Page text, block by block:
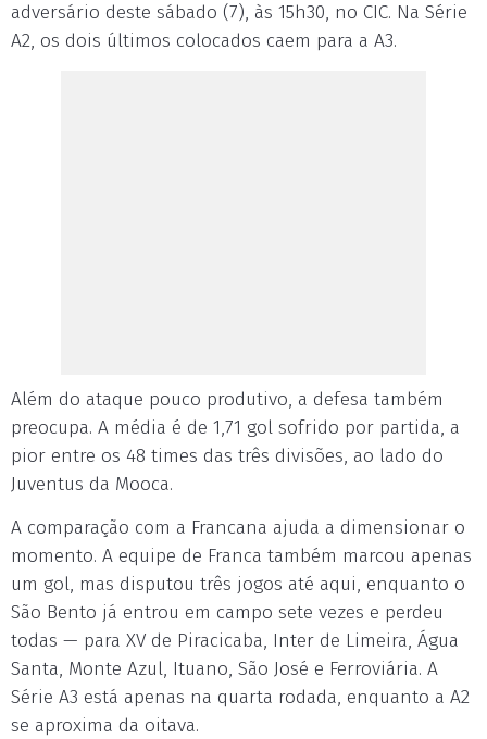
adversário deste sábado (7), às 15h30, no CIC. Na Série
A2, os dois últimos colocados caem para a A3.
Além do ataque pouco produtivo, a defesa também
preocupa. A média é de 1,71 gol sofrido por partida, a
pior entre os 48 times das três divisões, ao lado do
Juventus da Mooca.
A comparação com a Francana ajuda a dimensionar o
momento. A equipe de Franca também marcou apenas
um gol, mas disputou três jogos até aqui, enquanto o
São Bento já entrou em campo sete vezes e perdeu
todas — para XV de Piracicaba, Inter de Limeira, Água
Santa, Monte Azul, Ituano, São José e Ferroviária. A
Série A3 está apenas na quarta rodada, enquanto a A2
se aproxima da oitava.